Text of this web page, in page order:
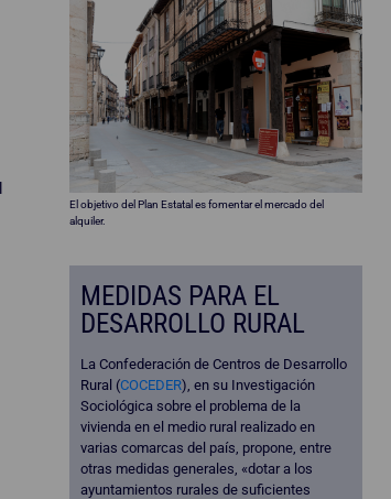
El objetivo del Plan Estatal es fomentar el mercado del
alquiler.
MEDIDAS PARA EL
DESARROLLO RURAL
La Confederación de Centros de Desarrollo
Rural (COCEDER), en su Investigación
Sociológica sobre el problema de la
vivienda en el medio rural realizado en
varias comarcas del país, propone, entre
otras medidas generales, «dotar a los
ayuntamientos rurales de suficientes